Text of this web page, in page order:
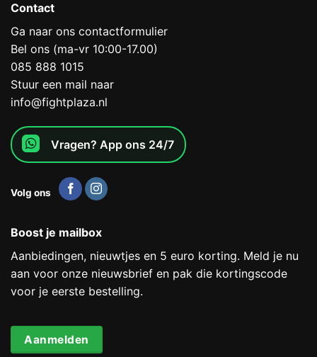
Contact
Ga naar ons contactformulier
Bel ons (ma-vr 10:00-17.00)
085 888 1015
Stuur een mail naar
info@fightplaza.nl
Vragen? App ons 24/7
Volg ons
Boost je mailbox
Aanbiedingen, nieuwtjes en 5 euro korting. Meld je nu
aan voor onze nieuwsbrief en pak die kortingscode
voor je eerste bestelling.
Aanmelden